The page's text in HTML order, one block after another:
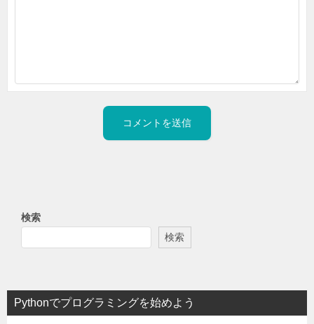
検索
検索
Pythonでプログラミングを始めよう